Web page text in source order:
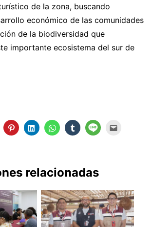
de la zona, buscando
económico de las comunidades
de la biodiversidad que
importante ecosistema del sur de
relacionadas